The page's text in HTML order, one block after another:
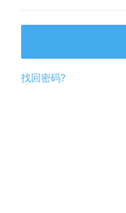
找回密码?